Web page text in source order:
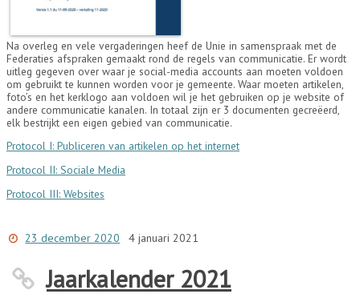
Na overleg en vele vergaderingen heef de Unie in samenspraak met de
Federaties afspraken gemaakt rond de regels van communicatie. Er wordt
uitleg gegeven over waar je social-media accounts aan moeten voldoen
om gebruikt te kunnen worden voor je gemeente. Waar moeten artikelen,
foto’s en het kerklogo aan voldoen wil je het gebruiken op je website of
andere communicatie kanalen. In totaal zijn er 3 documenten gecreëerd,
elk bestrijkt een eigen gebied van communicatie.
Protocol I: Publiceren van artikelen op het internet
Protocol II: Sociale Media
Protocol III: Websites
23 december 2020 4 januari 2021
Jaarkalender 2021